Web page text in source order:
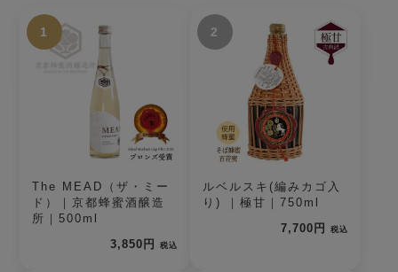
1
The MEAD（ザ・ミー
ド）｜京都蜂蜜酒醸造
所｜500ml
3,850円
税込
2
ルベルスキ(編みカゴ入
り) ｜極甘｜750ml
7,700円
税込